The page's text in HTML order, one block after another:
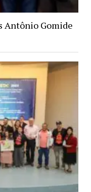
Antônio Gomide